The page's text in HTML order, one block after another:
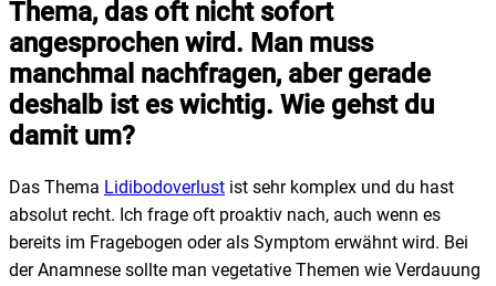
Thema, das oft nicht sofort
angesprochen wird. Man muss
manchmal nachfragen, aber gerade
deshalb ist es wichtig. Wie gehst du
damit um?
Das Thema Lidibodoverlust ist sehr komplex und du hast
absolut recht. Ich frage oft proaktiv nach, auch wenn es
bereits im Fragebogen oder als Symptom erwähnt wird. Bei
der Anamnese sollte man vegetative Themen wie Verdauung